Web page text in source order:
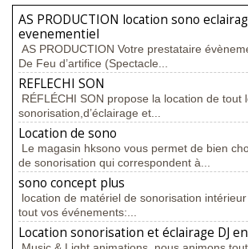
AS PRODUCTION location sono
evenementiel
AS PRODUCTION Votre prestataire
De Feu d’artifice (Spectacle...
REFLECHI SON
RÉFLÉCHI SON propose la location de tout
sonorisation,d’éclairage et...
Location de sono
Le magasin hksono vous permet de bien
de sonorisation qui correspondent à...
sono concept plus
location de matériel de sonorisation
tout vos événements:...
Location sonorisation et éclairage DJ